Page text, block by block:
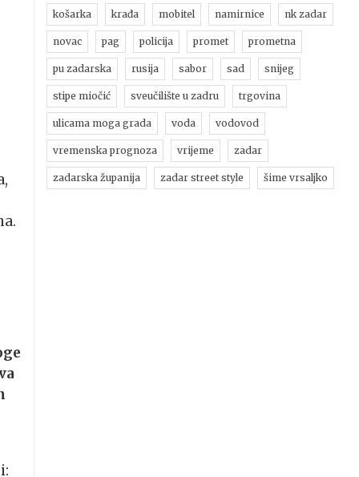
košarka krađa mobitel namirnice nk zadar
novac pag policija promet prometna
pu zadarska rusija sabor sad snijeg
stipe miočić sveučilište u zadru trgovina
ulicama moga grada voda vodovod
vremenska prognoza vrijeme zadar
zadarska županija zadar street style šime vrsaljko